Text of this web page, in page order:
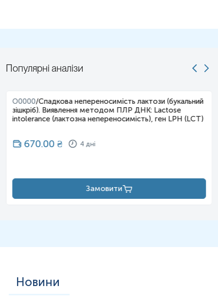
Популярні аналізи
O0000/Спадкова непереносимість лактози (букальний
зішкріб). Виявлення методом ПЛР ДНК: Lactose
intolerance (лактозна непереносимість), ген LPH (LCT)
670.00₴ 4 дні
Замовити
Новини